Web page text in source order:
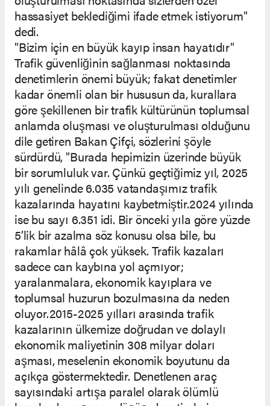
hassasiyet beklediğimi ifade etmek istiyorum"
dedi.
"Bizim için en büyük kayıp insan hayatıdır"
Trafik güvenliğinin sağlanması noktasında
denetimlerin önemi büyük; fakat denetimler
kadar önemli olan bir hususun da, kurallara
göre şekillenen bir trafik kültürünün toplumsal
anlamda oluşması ve oluşturulması olduğunu
dile getiren Bakan Çifçi, sözlerini şöyle
sürdürdü, "Burada hepimizin üzerinde büyük
bir sorumluluk var. Çünkü geçtiğimiz yıl, 2025
yılı genelinde 6.035 vatandaşımız trafik
kazalarında hayatını kaybetmiştir.2024 yılında
ise bu sayı 6.351 idi. Bir önceki yıla göre yüzde
5’lik bir azalma söz konusu olsa bile, bu
rakamlar hâlâ çok yüksek. Trafik kazaları
sadece can kaybına yol açmıyor;
yaralanmalara, ekonomik kayıplara ve
toplumsal huzurun bozulmasına da neden
oluyor.2015-2025 yılları arasında trafik
kazalarının ülkemize doğrudan ve dolaylı
ekonomik maliyetinin 308 milyar doları
aşması, meselenin ekonomik boyutunu da
açıkça göstermektedir. Denetlenen araç
sayısındaki artışa paralel olarak ölümlü